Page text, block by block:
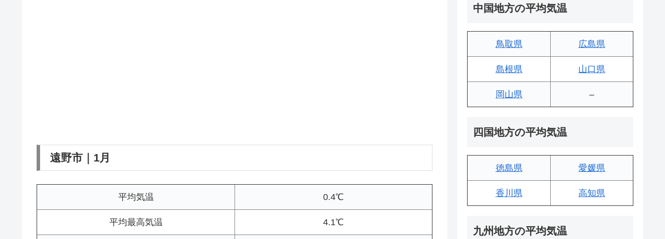
遠野市｜1月
平均気温 0.4℃
平均最高気温 4.1℃
中国地方の平均気温
鳥取県 広島県
島根県 山口県
岡山県 –
四国地方の平均気温
徳島県 愛媛県
香川県 高知県
九州地方の平均気温